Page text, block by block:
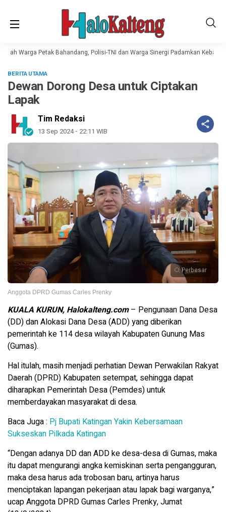
Warga Petak Bahandang, Polisi-TNI dan Warga Sinergi Padamkan
BERITA UTAMA
Dewan Dorong Desa untuk Ciptakan
Lapak
Tim Redaksi
13 Sep 2024 - 22:11 WIB
Perbesar
Anggota DPRD Gumas Carles Prenky
KUALA KURUN, Halokalteng.com– Pengunaan Dana Desa
(DD) dan Alokasi Dana Desa (ADD) yang diberikan
pemerintah ke 114 desa wilayah Kabupaten Gunung Mas
(Gumas).
Hal itulah, masih menjadi perhatian Dewan Perwakilan Rakyat
Daerah (DPRD) Kabupaten setempat, sehingga dapat
diharapkan Pemerintah Desa (Pemdes) untuk
memberdayakan masyarakat di desa.
Baca Juga : Pj Bupati Katingan Yakin Kebersamaan
Sukseskan Pilkada Katingan
“Dengan adanya DD dan ADD ke desa-desa di Gumas, maka
itu dapat mengurangi angka kemiskinan serta pengangguran,
maka desa harus ada trobosan baru, artinya harus
menciptakan lapangan pekerjaan atau lapak bagi warganya,”
ucap Anggota DPRD Gumas Carles Prenky, Jumat